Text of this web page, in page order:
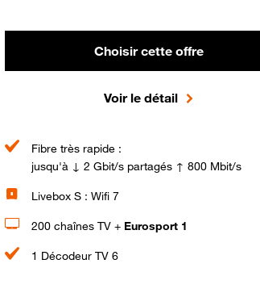
Choisir cette offre
Voir le détail
Fibre très rapide :
jusqu'à ↓ 2 Gbit/s partagés ↑ 800 Mbit/s
Livebox S : Wifi 7
200 chaînes TV + Eurosport 1
1 Décodeur TV 6